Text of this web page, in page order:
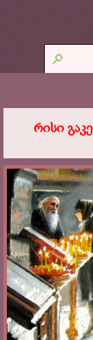
რისი